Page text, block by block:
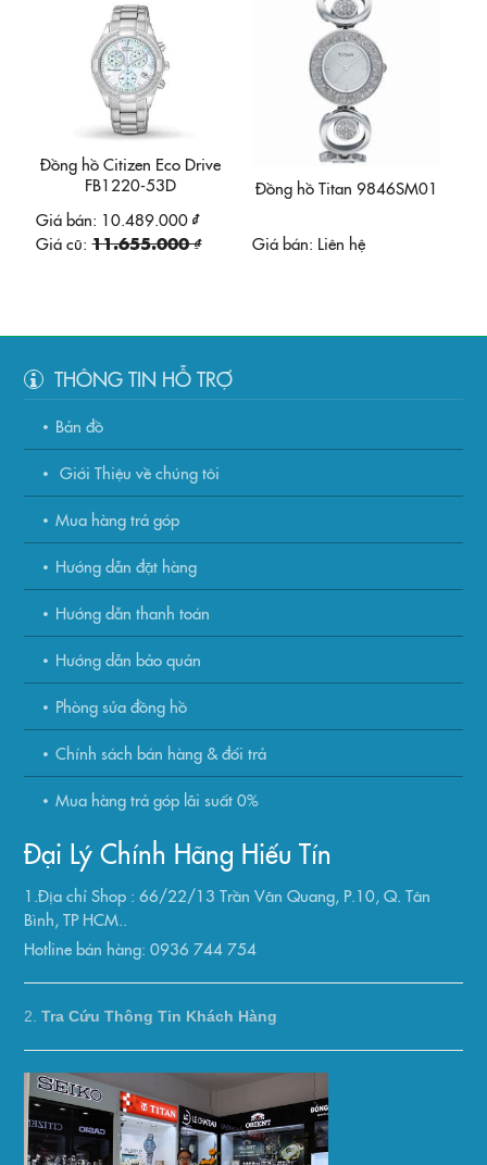
Đồng hồ Citizen Eco Drive
FB1220-53D
Giá bán: 10.489.000 ₫
Giá cũ: 11.655.000 ₫
Đồng hồ Titan 9846SM01
Giá bán: Liên hệ
THÔNG TIN HỖ TRỢ
Bản đồ
Giới Thiệu về chúng tôi
Mua hàng trả góp
Hướng dẫn đặt hàng
Hướng dẫn thanh toán
Hướng dẫn bảo quản
Phòng sửa đồng hồ
Chính sách bán hàng & đổi trả
Mua hàng trả góp lãi suất 0%
Đại Lý Chính Hãng Hiếu Tín
1.Địa chỉ Shop : 66/22/13 Trần Văn Quang, P.10, Q. Tân
Bình, TP HCM..
Hotline bán hàng: 0936 744 754
2.Tra Cứu Thông Tin Khách Hàng